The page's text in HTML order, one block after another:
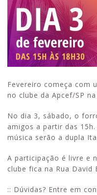
Fevereiro começa com
no clube da Apcef/SP
No dia 3, sábado, o
amigos a partir das
música serão a dupla
A participação é livre e
clube fica na Rua David
:: Dúvidas? Entre em